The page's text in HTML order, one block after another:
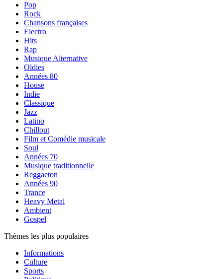
Pop
Rock
Chansons françaises
Electro
Hits
Rap
Musique Alternative
Oldies
Années 80
House
Indie
Classique
Jazz
Latino
Chillout
Film et Comédie musicale
Soul
Années 70
Musique traditionnelle
Reggaeton
Années 90
Trance
Heavy Metal
Ambient
Gospel
Thèmes les plus populaires
Informations
Culture
Sports